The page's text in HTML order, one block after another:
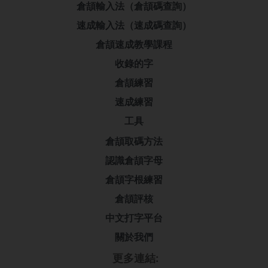
倉頡輸入法（倉頡碼查詢）
速成輸入法（速成碼查詢）
倉頡速成教學課程
收錄的字
倉頡練習
速成練習
工具
倉頡取碼方法
認識倉頡字母
倉頡字根練習
倉頡評核
中文打字平台
關於我們
更多連結: